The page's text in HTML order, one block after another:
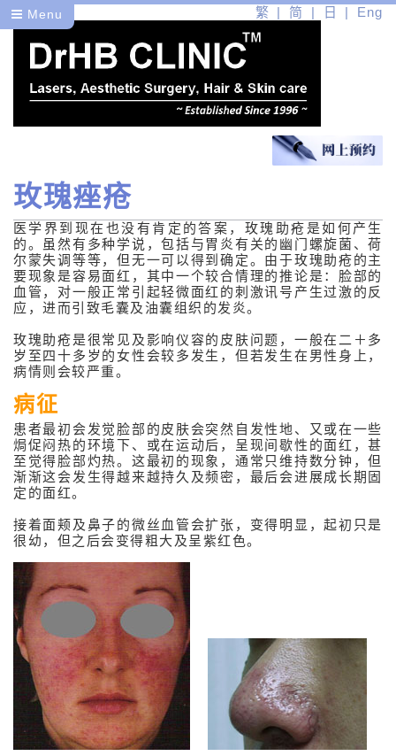
Menu 繁 简 日 Eng
医
健
皮肤病篇
常见的皮肤病
暗疮
多汗症
臭汗症
湿疹 / 皮肤炎
接触性皮炎
银屑病 (牛皮癣)
急性风疹
慢性风疹
怀孕期皮肤问题
类固醇药膏的使
感染性皮肤病
玫瑰痤疮
医学界到现在也没有肯定的答案，玫瑰助疮是如何产生
的。虽然有多种学说，包括与胃炎有关的幽门螺旋菌、荷
尔蒙失调等等，但无一可以得到确定。由于玫瑰助疮的主
要现象是容易面红，其中一个较合情理的推论是：脸部的
血管，对一般正常引起轻微面红的刺激讯号产生过激的反
应，进而引致毛囊及油囊组织的发炎。
玫瑰助疮是很常见及影响仪容的皮肤问题，一般在二＋多
岁至四十多岁的女性会较多发生，但若发生在男性身上，
病情则会较严重。
病征
患者最初会发觉脸部的皮肤会突然自发性地、又或在一些
焗促闷热的环境下、或在运动后，呈现间歇性的面红，甚
至觉得脸部灼热。这最初的现象，通常只维持数分钟，但
渐渐这会发生得越来越持久及频密，最后会进展成长期固
定的面红。
接着面颊及鼻子的微丝血管会扩张，变得明显，起初只是
很幼，但之后会变得粗大及呈紫红色。